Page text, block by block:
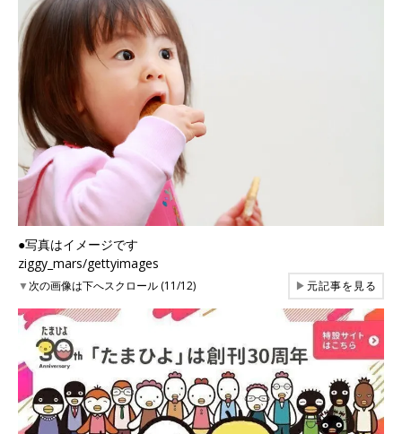
●写真はイメージです
ziggy_mars/gettyimages
▼次の画像は下へスクロール (11/12) ▶元記事を見る